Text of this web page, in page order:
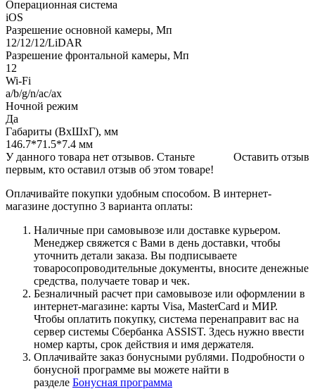
Операционная система
iOS
Разрешение основной камеры, Мп
12/12/12/LiDAR
Разрешение фронтальной камеры, Мп
12
Wi-Fi
a/b/g/n/ac/ax
Ночной режим
Да
Габариты (ВхШхГ), мм
146.7*71.5*7.4 мм
Оставить отзыв
У данного товара нет отзывов. Станьте
первым, кто оставил отзыв об этом товаре!
Оплачивайте покупки удобным способом. В интернет-
магазине доступно 3 варианта оплаты:
Наличные при самовывозе или доставке курьером.
Менеджер свяжется с Вами в день доставки, чтобы
уточнить детали заказа. Вы подписываете
товаросопроводительные документы, вносите денежные
средства, получаете товар и чек.
Безналичный расчет при самовывозе или оформлении в
интернет-магазине: карты Visa, MasterCard и МИР.
Чтобы оплатить покупку, система перенаправит вас на
сервер системы Сбербанка ASSIST. Здесь нужно ввести
номер карты, срок действия и имя держателя.
Оплачивайте заказ бонусными рублями. Подробности о
бонусной программе вы можете найти в
разделе Бонусная программа